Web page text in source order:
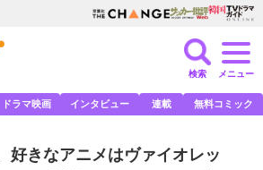
検索 メニュー
ドラマ映画 インタビュー 連載 無料コミック
好きなアニメはヴァイオレッ